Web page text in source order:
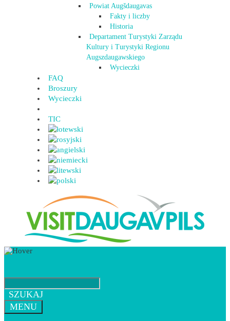
Powiat Augšdaugavas
Fakty i liczby
Historia
Departament Turystyki Zarządu
Kultury i Turystyki Regionu
Augszdaugawskiego
Wycieczki
FAQ
Broszury
Wycieczki
TIC
SZUKAJ
MENU